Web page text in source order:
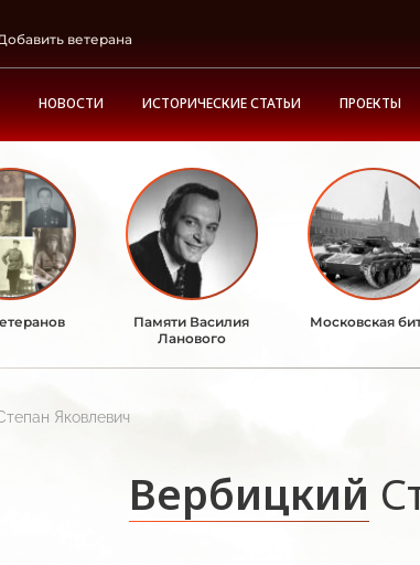
ветерана
НОВОСТИ ИСТОРИЧЕСКИЕ СТАТЬИ ПРОЕКТЫ
Памяти Василия
Ланового
Московская
Яковлевич
Вербицкий